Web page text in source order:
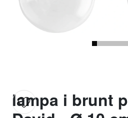
lampa i brunt